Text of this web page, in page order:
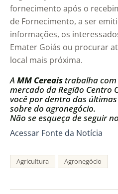
fornecimento após o
de Fornecimento, a ser
informações, os
Emater Goiás ou procurar
local mais próxima.
A MM Cereais trabalha
mercado da Região Centro
você por dentro das
sobre do agronegócio.
Não se esqueça de seguir
Acessar Fonte da Notícia
Agricultura Agronegócio